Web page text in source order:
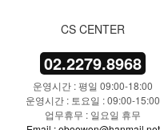
CS CENTER
02.2279.8968
운영시간 : 평일 09:00-18:00
운영시간 : 토요일 : 09:00-15:00
업무휴무 : 일요일 휴무